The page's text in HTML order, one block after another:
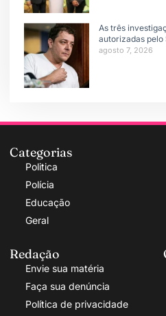
As três
autorizadas pelo
agosto 7, 2026
Categorias
Politica
Polícia
Educação
Geral
Redação
Envie sua matéria
Faça sua denúncia
Política de privacidade